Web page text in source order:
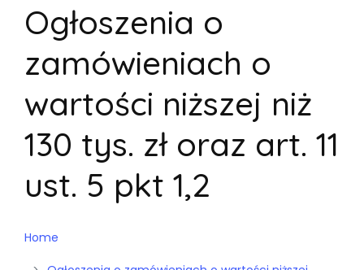
Ogłoszenia o
zamówieniach o
wartości niższej niż
130 tys. zł oraz art. 11
ust. 5 pkt 1,2
Home